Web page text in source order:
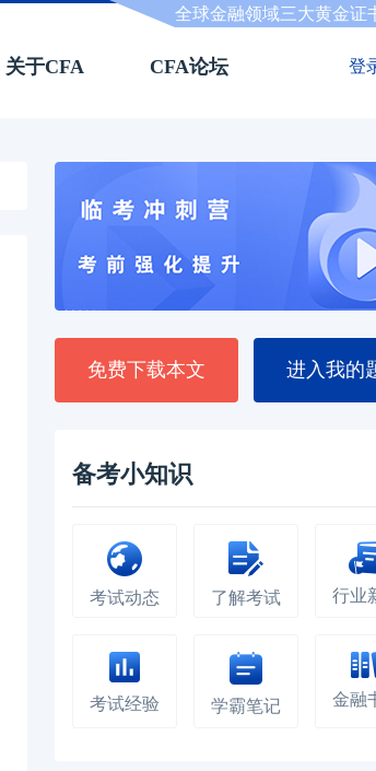
全球金融领域三大黄金证
关于CFA CFA论坛 登
免费下载本文 进入我的
备考小知识
考试动态 了解考试 行业
考试经验 学霸笔记 金融